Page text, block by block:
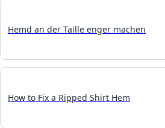
Hemd an der Taille enger machen
How to Fix a Ripped Shirt Hem